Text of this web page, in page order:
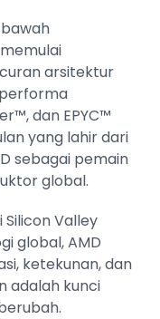
arsitektur
dan EPYC™
yang lahir dari
sebagai pemain
global.
Valley
global, AMD
ketekunan, dan
adalah kunci